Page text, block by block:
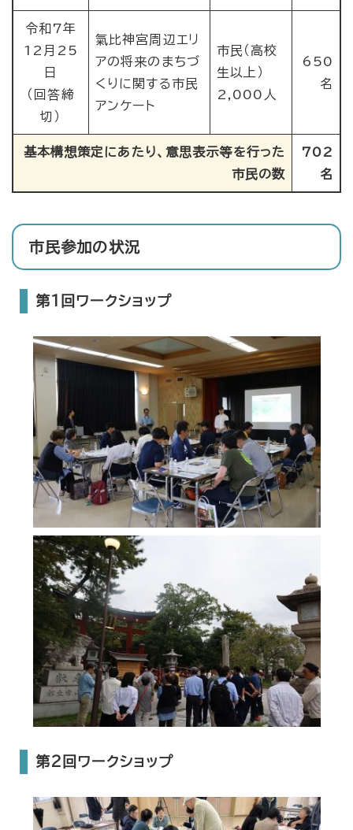
令和7年
12月25
日
（回答締
切）
氣比神宮周辺エリ
アの将来のまちづ
くりに関する市民
アンケート
市民（高校
生以上）
2,000人
650
名
基本構想策定にあたり、意思表示等を行った
市民の数
702
名
市民参加の状況
​第1回ワークショップ
​第2回ワークショップ